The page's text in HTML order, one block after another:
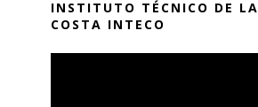
INSTITUTO TÉCNICO DE LA
COSTA INTECO